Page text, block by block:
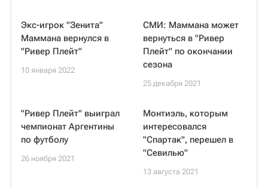
Экс-игрок "Зенита"
Маммана вернулся в
"Ривер Плейт"
10 января 2022
СМИ: Маммана может
вернуться в "Ривер
Плейт" по окончании
сезона
25 декабря 2021
"Ривер Плейт" выиграл
чемпионат Аргентины
по футболу
26 ноября 2021
Монтиэль, которым
интересовался
"Спартак", перешел в
"Севилью"
13 августа 2021